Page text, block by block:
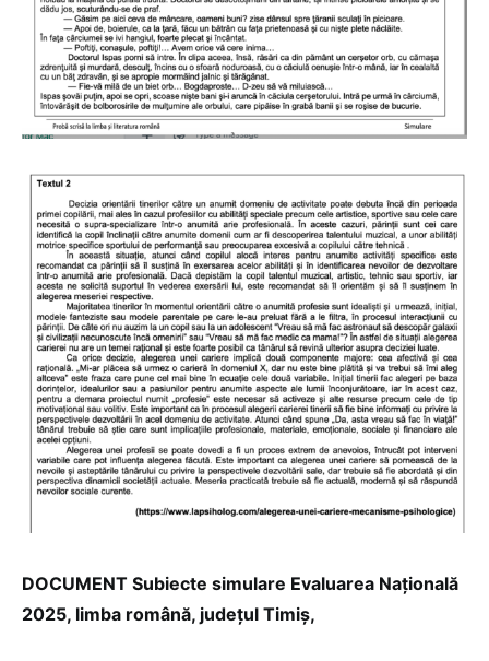
DOCUMENT Subiecte simulare Evaluarea Națională
2025, limba română, județul Timiș,